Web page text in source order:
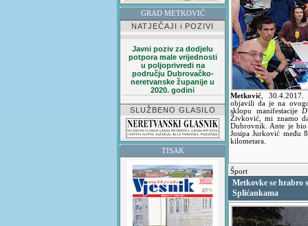
GRAD METKOVIĆ
NATJEČAJI i POZIVI
Javni poziv za dodjelu
potpora male vrijednosti
u poljoprivredi na
području Dubrovačko-
neretvanske županije u
2020. godini
SLUŽBENO GLASILO
TISAK
Metković
objavili da je na
sklopu manifestacije
Živković, mi znamo
Dubrovnik. Ante je bio
Josipa Jurković među
kilometara.
Šport
Metkovke se hrabro
Splićankama